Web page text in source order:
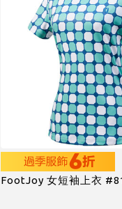
FootJoy 女短袖上衣